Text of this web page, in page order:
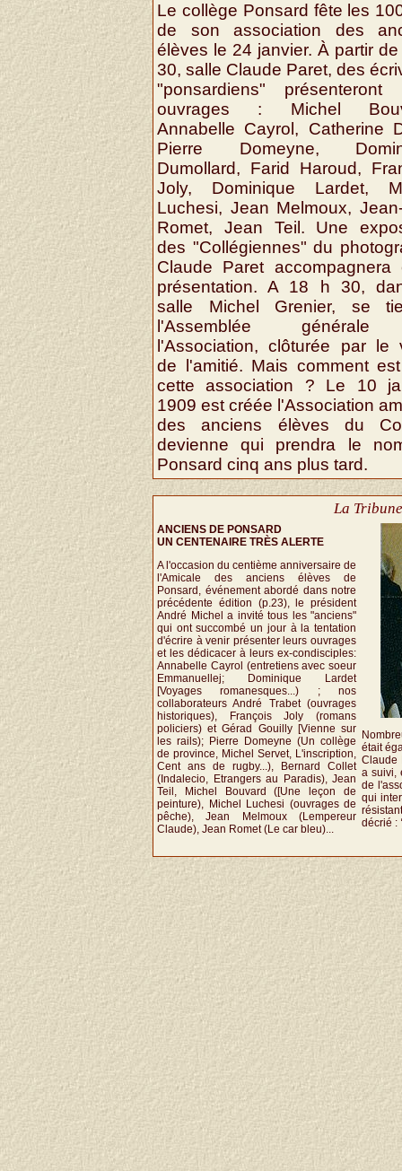
Le collège Ponsard fête les
de son association des
élèves le 24 janvier. À partir
30, salle Claude Paret, des
"ponsardiens" présenteront
ouvrages : Michel
Annabelle Cayrol, Catherine
Pierre Domeyne,
Dumollard, Farid Haroud,
Joly, Dominique Lardet,
Luchesi, Jean Melmoux,
Romet, Jean Teil. Une
des "Collégiennes" du
Claude Paret accompagnera
présentation. A 18 h 30,
salle Michel Grenier, se
l'Assemblée
l'Association, clôturée par le
de l'amitié. Mais comment
cette association ? Le 10
1909 est créée l'Association
des anciens élèves du
devienne qui prendra le
Ponsard cinq ans plus tard.
La
ANCIENS DE PONSARD
UN CENTENAIRE TRÈS ALERTE
A l'occasion du centième anniversaire de
l'Amicale des anciens élèves de
Ponsard, événement abordé dans notre
précédente édition (p.23), le président
André Michel a invité tous les "anciens"
qui ont succombé un jour à la tentation
d'écrire à venir présenter leurs ouvrages
et les dédicacer à leurs ex-condisciples:
Annabelle Cayrol (entretiens avec soeur
Emmanuellej; Dominique Lardet
[Voyages romanesques...) ; nos
collaborateurs André Trabet (ouvrages
historiques), François Joly (romans
policiers) et Gérad Gouilly [Vienne sur
les rails); Pierre Domeyne (Un collège
de province, Michel Servet, L'inscription,
Cent ans de rugby...), Bernard Collet
(Indalecio, Etrangers au Paradis), Jean
Teil, Michel Bouvard ([Une leçon de
peinture), Michel Luchesi (ouvrages de
pêche), Jean Melmoux (Lempereur
Claude), Jean Romet (Le car bleu)...
était
Claude
a suivi,
de
qui
décrié :